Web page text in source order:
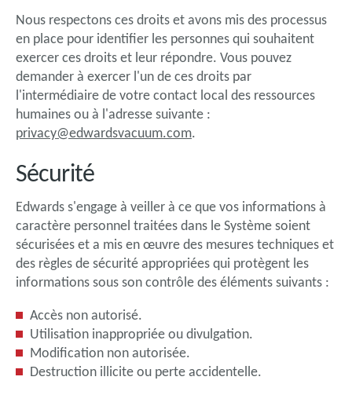
Nous respectons ces droits et avons mis des processus
en place pour identifier les personnes qui souhaitent
exercer ces droits et leur répondre. Vous pouvez
demander à exercer l'un de ces droits par
l'intermédiaire de votre contact local des ressources
humaines ou à l'adresse suivante :
privacy@edwardsvacuum.com.
Sécurité
Edwards s'engage à veiller à ce que vos informations à
caractère personnel traitées dans le Système soient
sécurisées et a mis en œuvre des mesures techniques et
des règles de sécurité appropriées qui protègent les
informations sous son contrôle des éléments suivants :
Accès non autorisé.
Utilisation inappropriée ou divulgation.
Modification non autorisée.
Destruction illicite ou perte accidentelle.